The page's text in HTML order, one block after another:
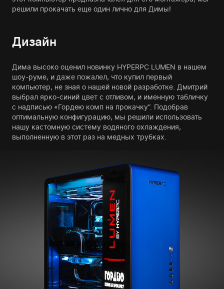
решили прокачать еще один лично для Димы!
Дизайн
Дима высоко оценил новинку HYPERPC LUMEN в нашем
шоу-руме, и даже пожалел, что купил первый
компьютер, не зная о нашей новой разработке. Дмитрий
выбрал ярко-синий цвет с отливом, и именную табличку
с надписью «Гордею комп на прокачку”. Подобрав
оптимальную конфигурацию, мы решили использовать
нашу кастомную систему водяного охлаждения,
выполненную в этот раз на медных трубках.